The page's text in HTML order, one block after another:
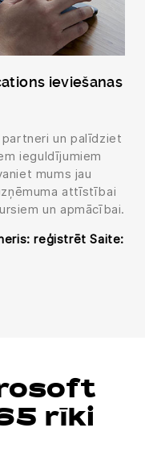
ieviešanas
un palīdziet
ieguldījumiem
mums jau
attīstībai
un apmācībai.
reģistrēt Saite:
rīki